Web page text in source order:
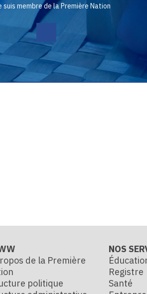
suis membre de la Première Nation
de la Première
politique
NOS
Registre
Santé